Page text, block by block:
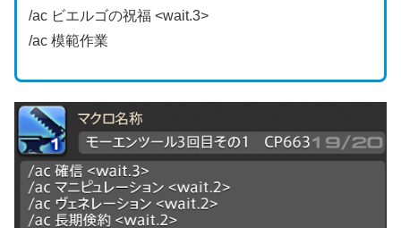
/ac ビエルゴの祝福 <wait.3>
/ac 模範作業